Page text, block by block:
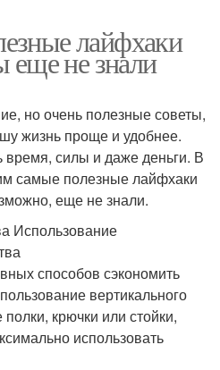
лайфхаки
еще не знали
но очень полезные советы,
жизнь проще и удобнее.
силы и даже деньги. В
самые полезные лайфхаки
еще не знали.
Использование
способов сэкономить
вертикального
крючки или стойки,
использовать